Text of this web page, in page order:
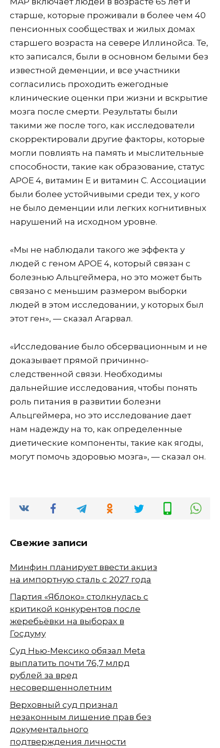
старше, которые проживали в более чем 40
пенсионных сообществах и жилых домах
старшего возраста на севере Иллинойса. Те,
кто записался, были в основном белыми без
известной деменции, и все участники
согласились проходить ежегодные
клинические оценки при жизни и вскрытие
мозга после смерти. Результаты были
такими же после того, как исследователи
скорректировали другие факторы, которые
могли повлиять на память и мыслительные
способности, такие как образование, статус
APOE 4, витамин Е и витамин С. Ассоциации
были более устойчивыми среди тех, у кого
не было деменции или легких когнитивных
нарушений на исходном уровне.
«Мы не наблюдали такого же эффекта у
людей с геном APOE 4, который связан с
болезнью Альцгеймера, но это может быть
связано с меньшим размером выборки
людей в этом исследовании, у которых был
этот ген», — сказал Агарвал.
«Исследование было обсервационным и не
доказывает прямой причинно-
следственной связи. Необходимы
дальнейшие исследования, чтобы понять
роль питания в развитии болезни
Альцгеймера, но это исследование дает
нам надежду на то, как определенные
диетические компоненты, такие как ягоды,
могут помочь здоровью мозга», — сказал он.
Свежие записи
Минфин планирует ввести акциз
на импортную сталь с 2027 года
Партия «Яблоко» столкнулась с
критикой конкурентов после
жеребьёвки на выборах в
Госдуму
Суд Нью-Мексико обязал Meta
выплатить почти 76,7 млрд
рублей за вред
несовершеннолетним
Верховный суд признал
незаконным лишение прав без
документального
подтверждения личности